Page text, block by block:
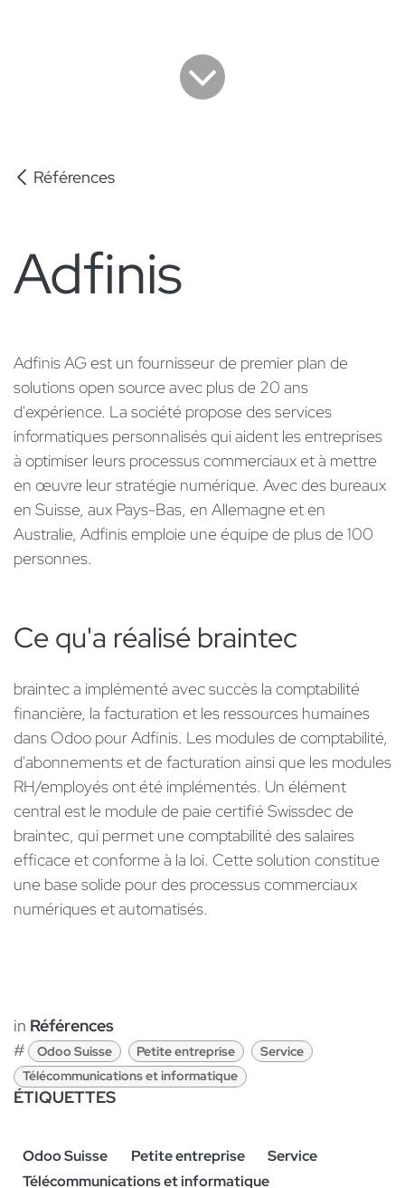
Références
Adfinis
Adfinis AG est un fournisseur de premier plan de
solutions open source avec plus de 20 ans
d'expérience. La société propose des services
informatiques personnalisés qui aident les entreprises
à optimiser leurs processus commerciaux et à mettre
en œuvre leur stratégie numérique. Avec des bureaux
en Suisse, aux Pays-Bas, en Allemagne et en
Australie, Adfinis emploie une équipe de plus de 100
personnes.
Ce qu'a réalisé braintec ​
braintec a implémenté avec succès la comptabilité
financière, la facturation et les ressources humaines
dans Odoo pour Adfinis. Les modules de comptabilité,
d'abonnements et de facturation ainsi que les modules
RH/employés ont été implémentés. Un élément
central est le module de paie certifié Swissdec de
braintec, qui permet une comptabilité des salaires
efficace et conforme à la loi. Cette solution constitue
une base solide pour des processus commerciaux
numériques et automatisés.
in Références
#
Odoo Suisse Petite entreprise
Service
Télécommunications et informatique
ÉTIQUETTES
Odoo Suisse Petite entreprise
Service
Télécommunications et informatique